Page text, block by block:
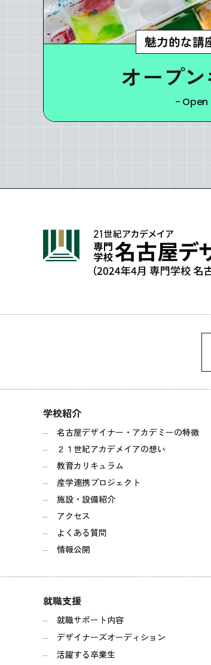
魅力的な講
オープ
-
学校紹介
名古屋デザイナー・アカデミーの特徴
２１世紀アカデメイアの想い
教育カリキュラム
産学連携プロジェクト
施設・設備紹介
アクセス
よくある質問
情報公開
就職支援
就職サポート内容
デザイナーズオーディション
活躍する卒業生